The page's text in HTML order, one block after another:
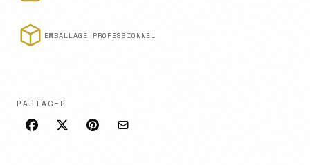
EMBALLAGE PROFESSIONNEL
PARTAGER